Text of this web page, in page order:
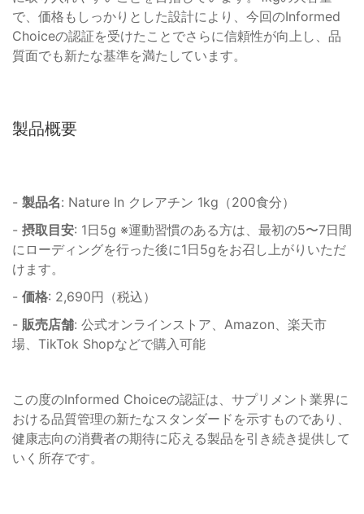
で、価格もしっかりとした設計により、今回のInformed
Choiceの認証を受けたことでさらに信頼性が向上し、品
質面でも新たな基準を満たしています。
製品概要
- 製品名: Nature In クレアチン 1kg（200食分）
- 摂取目安: 1日5g ※運動習慣のある方は、最初の5〜7日間
にローディングを行った後に1日5gをお召し上がりいただ
けます。
- 価格: 2,690円（税込）
- 販売店舗: 公式オンラインストア、Amazon、楽天市
場、TikTok Shopなどで購入可能
この度のInformed Choiceの認証は、サプリメント業界に
おける品質管理の新たなスタンダードを示すものであり、
健康志向の消費者の期待に応える製品を引き続き提供して
いく所存です。